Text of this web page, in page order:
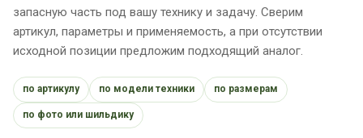
запасную часть под вашу технику и задачу. Сверим
артикул, параметры и применяемость, а при отсутствии
исходной позиции предложим подходящий аналог.
по артикулу по модели техники по размерам
по фото или шильдику